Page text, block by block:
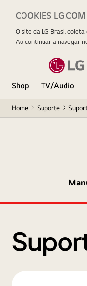
Shop TV/Áudio
Home Suporte
COOKIES LG.COM
O site da LG Brasil
Ao continuar a navegar